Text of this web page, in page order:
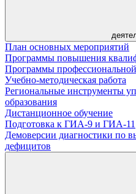
План основных мероприятий
Программы повышения
Программы
Учебно-методическая работа
Региональные инструменты
образования
Дистанционное обучение
Подготовка к ГИА-9 и ГИА-11
Демоверсии диагностики по
дефицитов